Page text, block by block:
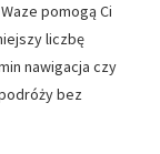
pomogą Ci
liczbę
nawigacja czy
bez